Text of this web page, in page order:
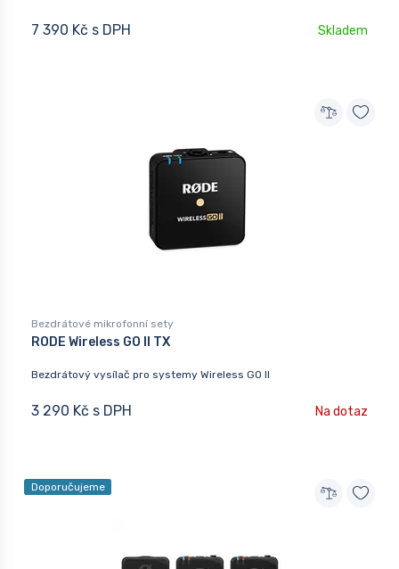
7 390 Kč s DPH Skladem
Bezdrátové mikrofonní sety
RODE Wireless GO II TX
Bezdrátový vysílač pro systemy Wireless GO II
3 290 Kč s DPH Na dotaz
Doporučujeme